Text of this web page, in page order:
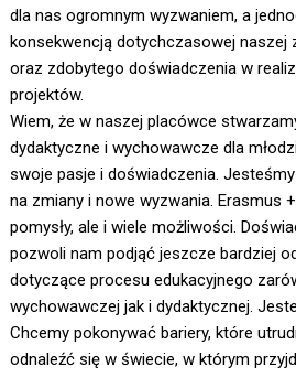
dla nas ogromnym wyzwaniem, a
konsekwencją dotychczasowej naszej
oraz zdobytego doświadczenia w
projektów.
Wiem, że w naszej placówce
dydaktyczne i wychowawcze dla
swoje pasje i doświadczenia.
na zmiany i nowe wyzwania. Erasmus
pomysły, ale i wiele możliwości.
pozwoli nam podjąć jeszcze bardziej
dotyczące procesu edukacyjnego
wychowawczej jak i dydaktycznej.
Chcemy pokonywać bariery, które
odnaleźć się w świecie, w którym